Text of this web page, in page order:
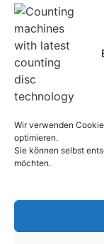
Wir verwenden
optimieren.
Sie können selbst
möchten.
SO
+49 7131-
info@gts-
Zertifiziert:
Copyright